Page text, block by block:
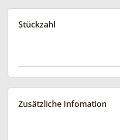
Stückzahl
Zusätzliche Infomation